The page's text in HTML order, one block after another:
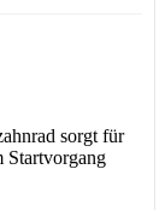
sorgt für
Startvorgang